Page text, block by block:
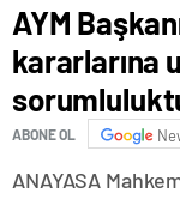
AYM
kararlarına
ABONE OL
ANAYASA